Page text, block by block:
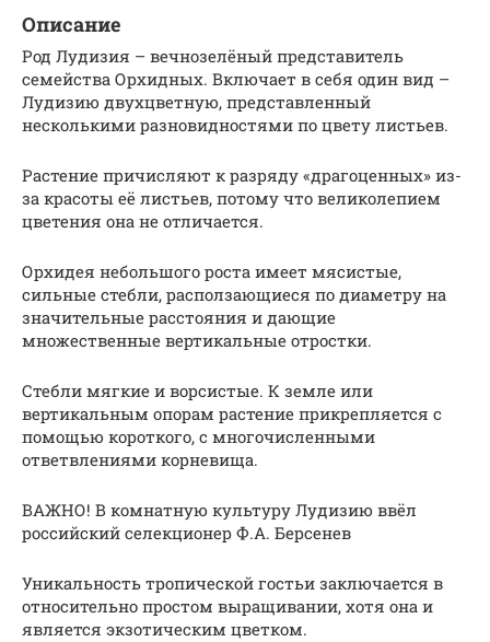
Описание
Род Лудизия – вечнозелёный представитель
семейства Орхидных. Включает в себя один вид –
Лудизию двухцветную, представленный
несколькими разновидностями по цвету листьев.
Растение причисляют к разряду «драгоценных» из-
за красоты её листьев, потому что великолепием
цветения она не отличается.
Орхидея небольшого роста имеет мясистые,
сильные стебли, расползающиеся по диаметру на
значительные расстояния и дающие
множественные вертикальные отростки.
Стебли мягкие и ворсистые. К земле или
вертикальным опорам растение прикрепляется с
помощью короткого, с многочисленными
ответвлениями корневища.
ВАЖНО! В комнатную культуру Лудизию ввёл
российский селекционер Ф.А. Берсенев
Уникальность тропической гостьи заключается в
относительно простом выращивании, хотя она и
является экзотическим цветком.